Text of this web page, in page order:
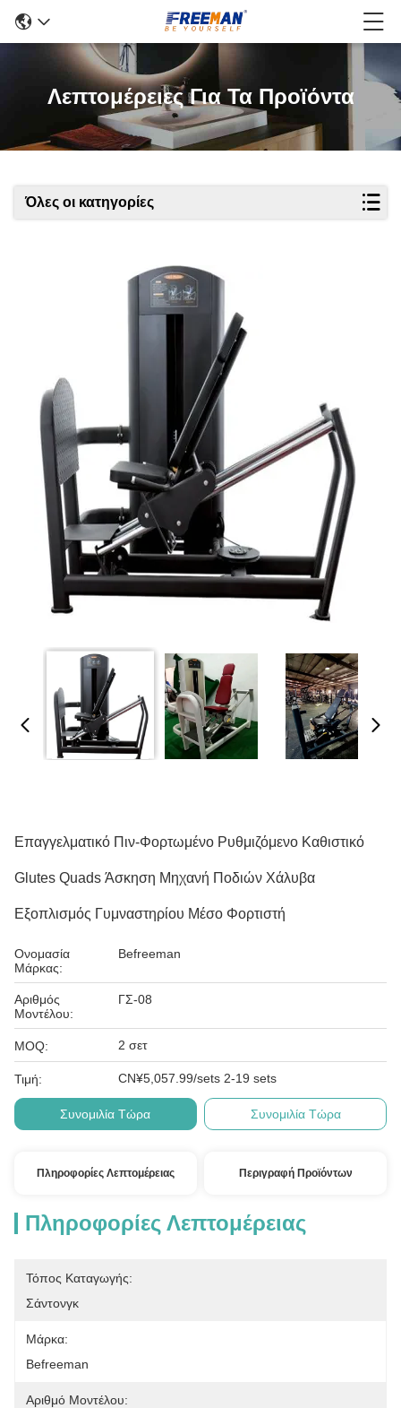
Λεπτομέρειες Για Τα Προϊόντα
Όλες οι κατηγορίες
Επαγγελματικό Πιν-Φορτωμένο Ρυθμιζόμενο Καθιστικό
Glutes Quads Άσκηση Μηχανή Ποδιών Χάλυβα
Εξοπλισμός Γυμναστηρίου Μέσο Φορτιστή
Ονομασία
Μάρκας:
Befreeman
Αριθμός
Μοντέλου:
ΓΣ-08
MOQ: 2 σετ
Τιμή: CN¥5,057.99/sets 2-19 sets
Συνομιλία Τώρα Συνομιλία Τώρα
Πληροφορίες Λεπτομέρειας Περιγραφή Προϊόντων
Πληροφορίες Λεπτομέρειας
Τόπος Καταγωγής:
Σάντονγκ
Μάρκα:
Befreeman
Αριθμό Μοντέλου: